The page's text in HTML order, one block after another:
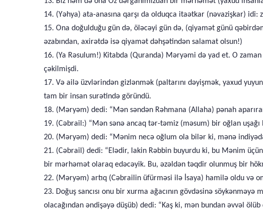
14. (Yəhya) ata-anasına qarşı da olduqca itaətkar (nəvazişkar) idi:
15. Ona doğulduğu gün də, öləcəyi gün də, (qiyamət günü
əzabından, axirətdə isə qiyamət dəhşətindən salamat olsun!)
16. (Ya Rəsulum!) Kitabda (Quranda) Məryəmi də yad et. O
çəkilmişdi.
17. Və ailə üzvlərindən gizlənmək (paltarını dəyişmək, yaxud
tam bir insan surətində göründü.
18. (Məryəm) dedi: “Mən səndən Rəhmana (Allaha) pənah
19. (Cəbrail:) “Mən sənə ancaq tər-təmiz (məsum) bir oğlan
20. (Məryəm) dedi: “Mənim necə oğlum ola bilər ki, mənə
21. (Cəbrail) dedi: “Elədir, lakin Rəbbin buyurdu ki, bu Mənim
bir mərhəmət olaraq edəcəyik. Bu, əzəldən təqdir olunmuş bir
22. (Məryəm) artıq (Cəbrailin üfürməsi ilə İsaya) hamilə oldu və
23. Doğuş sancısı onu bir xurma ağacının gövdəsinə
olacağından əndişəyə düşüb) dedi: “Kaş ki, mən bundan əvvəl